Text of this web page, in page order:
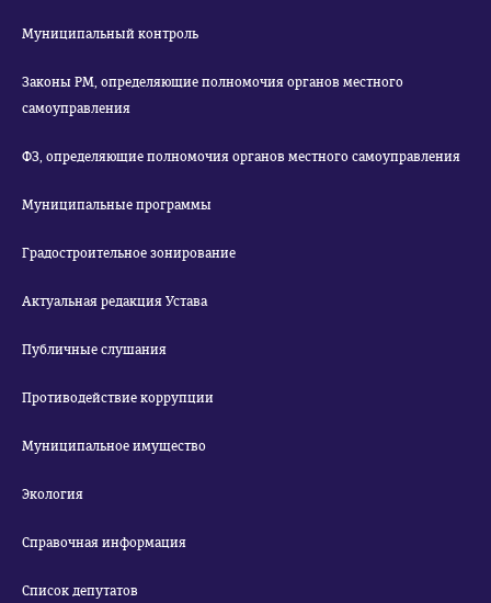
Муниципальный контроль
Законы РМ, определяющие полномочия органов местного
самоуправления
ФЗ, определяющие полномочия органов местного самоуправления
Муниципальные программы
Градостроительное зонирование
Актуальная редакция Устава
Публичные слушания
Противодействие коррупции
Муниципальное имущество
Экология
Справочная информация
Список депутатов